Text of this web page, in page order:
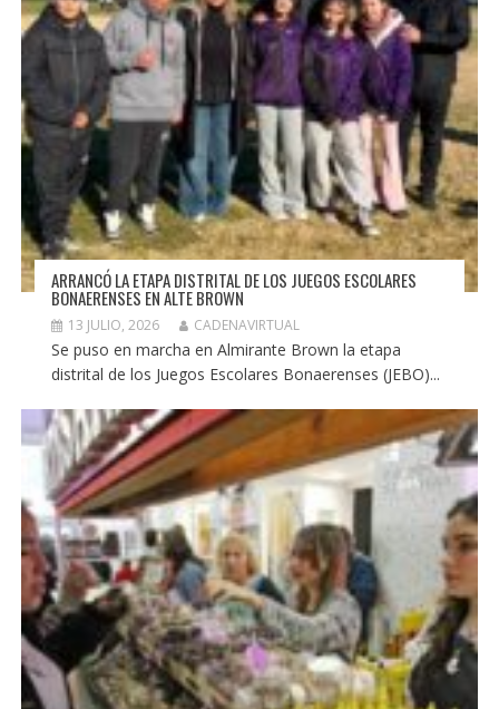
ARRANCÓ LA ETAPA DISTRITAL DE LOS JUEGOS ESCOLARES
BONAERENSES EN ALTE BROWN
13 JULIO, 2026 CADENAVIRTUAL
Se puso en marcha en Almirante Brown la etapa
distrital de los Juegos Escolares Bonaerenses (JEBO)...